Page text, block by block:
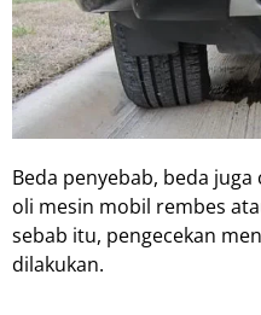
Beda penyebab, beda
oli mesin mobil rembes
sebab itu, pengecekan
dilakukan.